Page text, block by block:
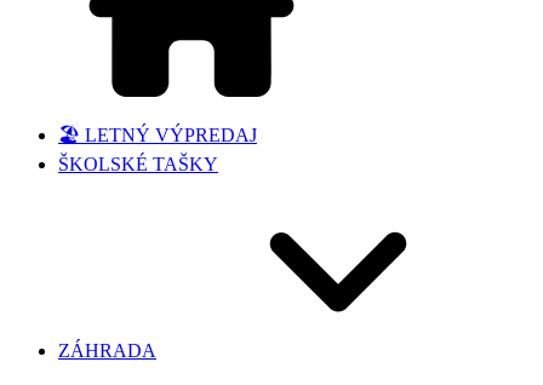
🏖️ LETNÝ VÝPREDAJ
ŠKOLSKÉ TAŠKY
ZÁHRADA